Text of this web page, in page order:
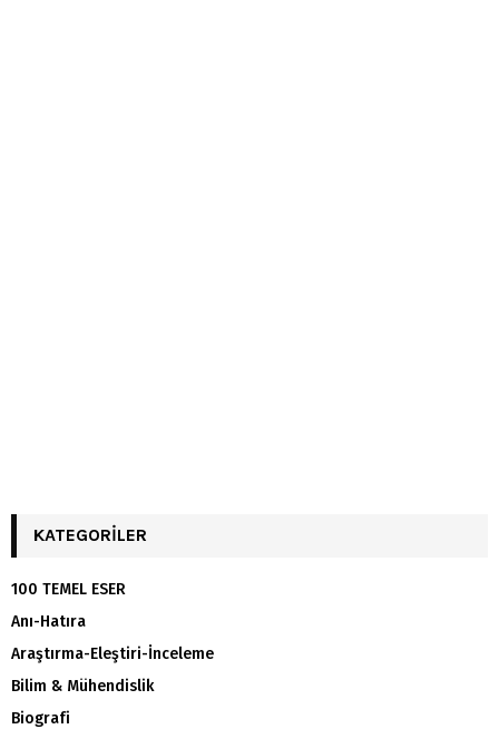
KATEGORILER
100 TEMEL ESER
Anı-Hatıra
Araştırma-Eleştiri-İnceleme
Bilim & Mühendislik
Biografi